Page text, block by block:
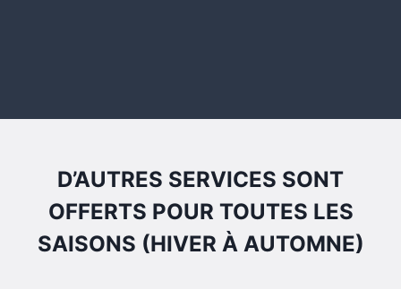
D’AUTRES SERVICES SONT
OFFERTS POUR TOUTES LES
SAISONS (HIVER À AUTOMNE)